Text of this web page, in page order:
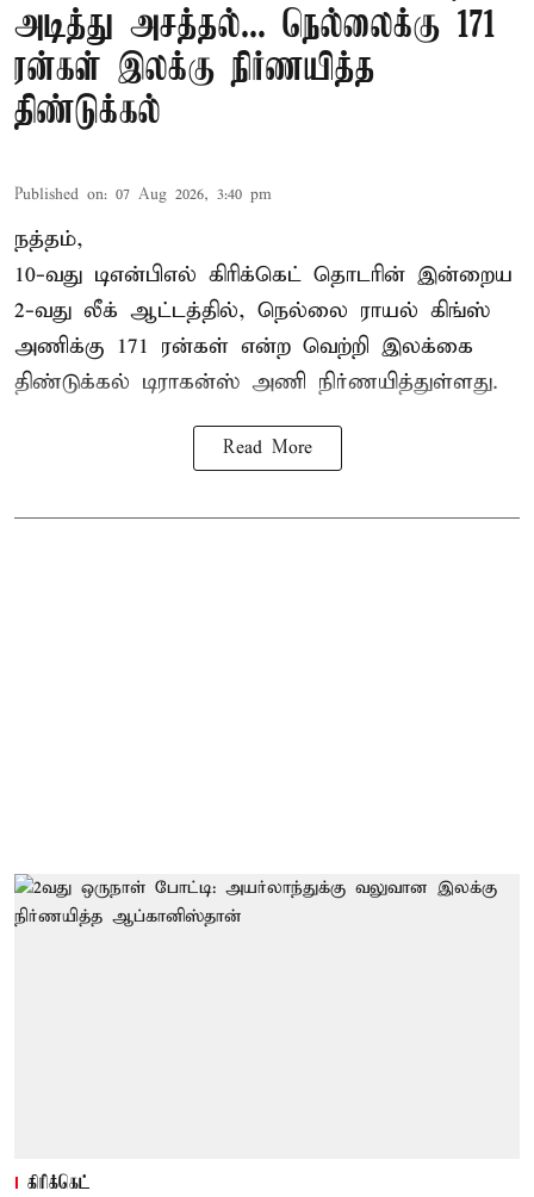
அடித்து அசத்தல்... நெல்லைக்கு 171
ரன்கள் இலக்கு நிர்ணயித்த
திண்டுக்கல்
Published on: 07 Aug 2026, 3:40 pm
நத்தம்,
10-வது டிஎன்பிஎல் கிரிக்கெட் தொடரின் இன்றைய
2-வது லீக் ஆட்டத்தில், நெல்லை ராயல் கிங்ஸ்
அணிக்கு 171 ரன்கள் என்ற வெற்றி இலக்கை
திண்டுக்கல் டிராகன்ஸ் அணி நிர்ணயித்துள்ளது.
Read More
கிரிக்கெட்